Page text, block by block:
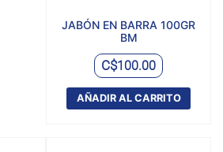
JABÓN EN BARRA 100GR
BM
C$100.00
AÑADIR AL CARRITO